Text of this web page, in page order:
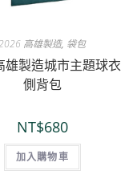
高雄製造, 袋包
雄製造城市主題球衣
側背包
NT$680
加入購物車